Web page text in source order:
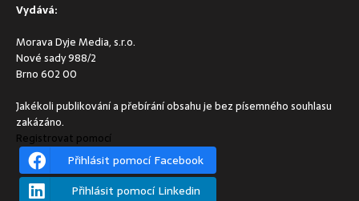
Vydává:
Morava Dyje Media, s.r.o.
Nové sady 988/2
Brno 602 00
Jakékoli publikování a přebírání obsahu je bez písemného souhlasu
zakázáno.
Registrovat pomocí
Přihlásit pomocí Facebook
Přihlásit pomocí Linkedin